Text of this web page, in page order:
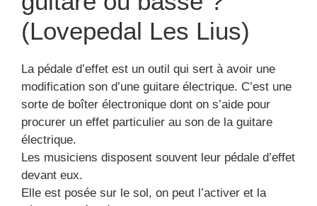
(Lovepedal Les Lius)
La pédale d’effet est un outil qui sert à avoir une
modification son d’une guitare électrique. C’est une
sorte de boîter électronique dont on s’aide pour
procurer un effet particulier au son de la guitare
électrique.
Les musiciens disposent souvent leur pédale d’effet
devant eux.
Elle est posée sur le sol, on peut l’activer et la